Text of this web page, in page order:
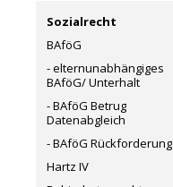
Sozialrecht
BAföG
- elternunabhängiges
BAföG/ Unterhalt
- BAföG Betrug
Datenabgleich
- BAföG Rückforderung
Hartz IV